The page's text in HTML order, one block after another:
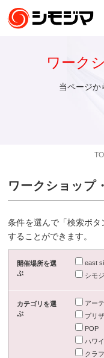
ワーク
当ページか
ワークショップ
条件を選んで「検索ボ
することができます。
開催場所を選
ぶ
east
シモ
カテゴリを選
ぶ
アー
プリ
POP
ハワ
クラ